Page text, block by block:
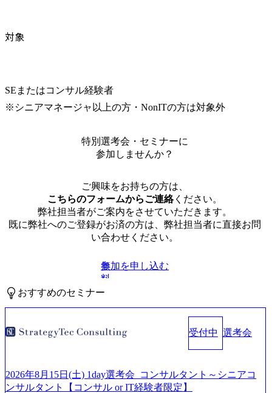
対象
SEまたはコンサル経験者
※シニアマネージャ以上の方・NonITの方は対象外
特別選考会・セミナーに
参加しませんか？
ご興味をお持ちの方は、
こちらのフォームからご連絡ください。
弊社担当者がご案内をさせていただきます。
既に弊社へのご登録がお済の方は、弊社担当者に直接お問
い合わせください。
無
料
参加を申し込む
おすすめのセミナー
受付中 選考会
2026年8月15日(土) 1day選考会_コンサルタント～シニアコ
ンサルタント【コンサル or IT経験者限定】